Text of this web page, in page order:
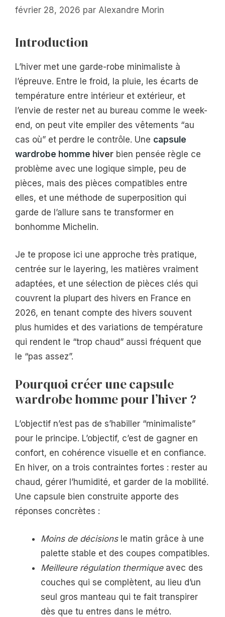
février 28, 2026 par Alexandre Morin
Introduction
L’hiver met une garde-robe minimaliste à
l’épreuve. Entre le froid, la pluie, les écarts de
température entre intérieur et extérieur, et
l’envie de rester net au bureau comme le week-
end, on peut vite empiler des vêtements “au
cas où” et perdre le contrôle. Une capsule
wardrobe homme hiver bien pensée règle ce
problème avec une logique simple, peu de
pièces, mais des pièces compatibles entre
elles, et une méthode de superposition qui
garde de l’allure sans te transformer en
bonhomme Michelin.
Je te propose ici une approche très pratique,
centrée sur le layering, les matières vraiment
adaptées, et une sélection de pièces clés qui
couvrent la plupart des hivers en France en
2026, en tenant compte des hivers souvent
plus humides et des variations de température
qui rendent le “trop chaud” aussi fréquent que
le “pas assez”.
Pourquoi créer une capsule
wardrobe homme pour l’hiver ?
L’objectif n’est pas de s’habiller “minimaliste”
pour le principe. L’objectif, c’est de gagner en
confort, en cohérence visuelle et en confiance.
En hiver, on a trois contraintes fortes : rester au
chaud, gérer l’humidité, et garder de la mobilité.
Une capsule bien construite apporte des
réponses concrètes :
Moins de décisionsle matin grâce à une
palette stable et des coupes compatibles.
Meilleure régulation thermiqueavec des
couches qui se complètent, au lieu d’un
seul gros manteau qui te fait transpirer
dès que tu entres dans le métro.